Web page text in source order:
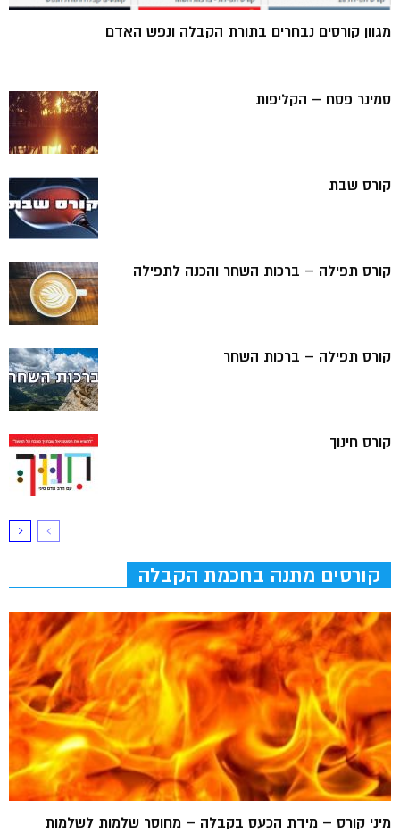
מגוון קורסים נבחרים בתורת הקבלה ונפש האדם
סמינר פסח – הקליפות
קורס שבת
קורס תפילה – ברכות השחר והכנה לתפילה
קורס תפילה – ברכות השחר
קורס חינוך
קורסים מתנה בחכמת הקבלה
מיני קורס – מידת הכעס בקבלה – מחוסר שלמות לשלמות